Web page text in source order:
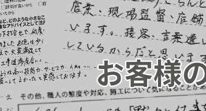
お客様